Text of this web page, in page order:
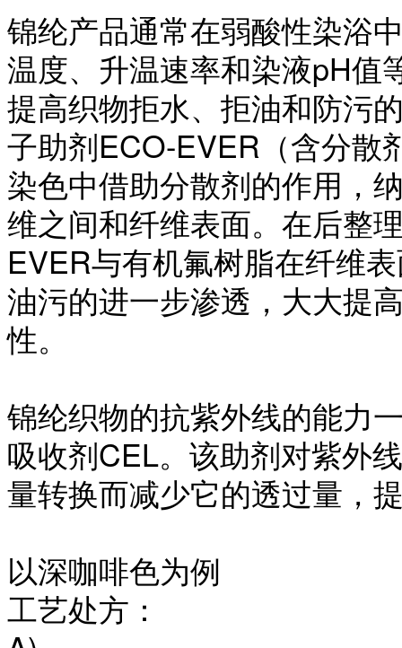
锦纶产品通常在弱酸性染浴
温度、升温速率和染液pH值
提高织物拒水、拒油和防污
子助剂ECO-EVER（含分散
染色中借助分散剂的作用，
维之间和纤维表面。在后整
EVER与有机氟树脂在纤维
油污的进一步渗透，大大提
性。
锦纶织物的抗紫外线的能力
吸收剂CEL。该助剂对紫外
量转换而减少它的透过量，
以深咖啡色为例
工艺处方：